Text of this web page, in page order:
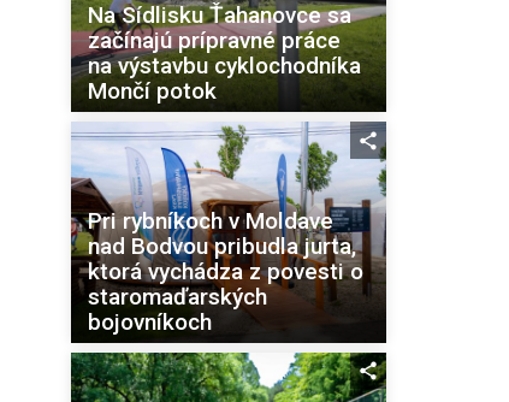
Na Sídlisku Ťahanovce sa
začínajú prípravné práce
na výstavbu cyklochodníka
Mončí potok
Pri rybníkoch v Moldave
nad Bodvou pribudla jurta,
ktorá vychádza z povesti o
staromaďarských
bojovníkoch